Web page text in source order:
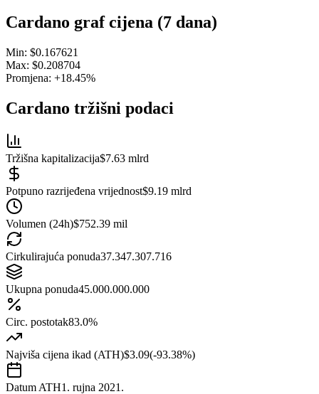
Cardano graf cijena (7 dana)
Min: $0.167621
Max: $0.208704
Promjena: +18.45%
Cardano tržišni podaci
Tržišna kapitalizacija$7.63 mlrd
Potpuno razrijeđena vrijednost$9.19 mlrd
Volumen (24h)$752.39 mil
Cirkulirajuća ponuda37.347.307.716
Ukupna ponuda45.000.000.000
Circ. postotak83.0%
Najviša cijena ikad (ATH)$3.09(-93.38%)
Datum ATH1. rujna 2021.